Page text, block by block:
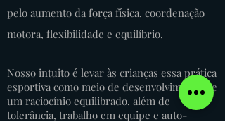
pelo aumento da força física, coordenação
motora, flexibilidade e equilíbrio.
Nosso intuito é levar às crianças essa prática
esportiva como meio de desenvolvimento de
um raciocínio equilibrado, além de
tolerância, trabalho em equipe e auto-